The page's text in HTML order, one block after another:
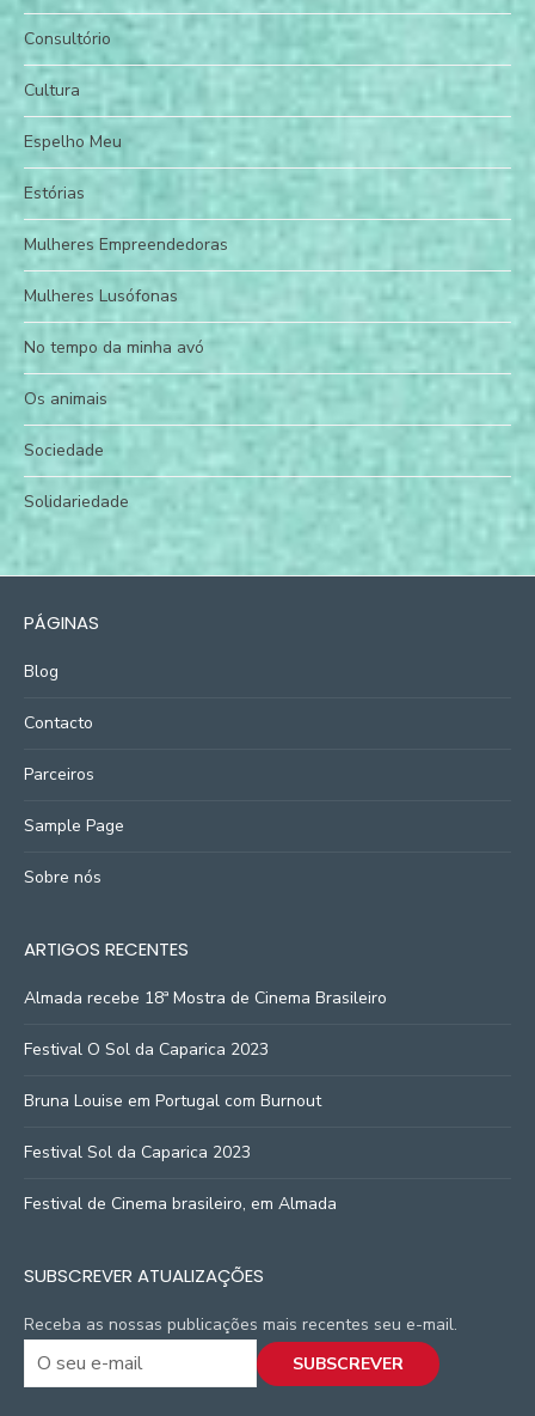
Consultório
Cultura
Espelho Meu
Estórias
Mulheres Empreendedoras
Mulheres Lusófonas
No tempo da minha avó
Os animais
Sociedade
Solidariedade
PÁGINAS
Blog
Contacto
Parceiros
Sample Page
Sobre nós
ARTIGOS RECENTES
Almada recebe 18ª Mostra de Cinema Brasileiro
Festival O Sol da Caparica 2023
Bruna Louise em Portugal com Burnout
Festival Sol da Caparica 2023
Festival de Cinema brasileiro, em Almada
SUBSCREVER ATUALIZAÇÕES
Receba as nossas publicações mais recentes seu e-mail.